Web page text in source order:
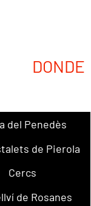
del Penedès
de Pierola
Cercs
de Rosanes